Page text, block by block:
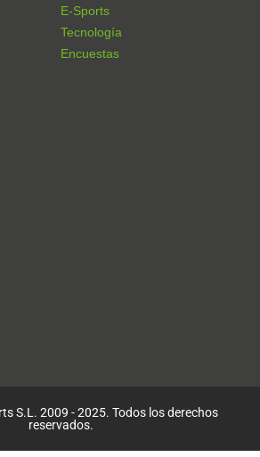
E-Sports
Tecnología
Encuestas
S.L. 2009 - 2025. Todos los derechos
reservados.